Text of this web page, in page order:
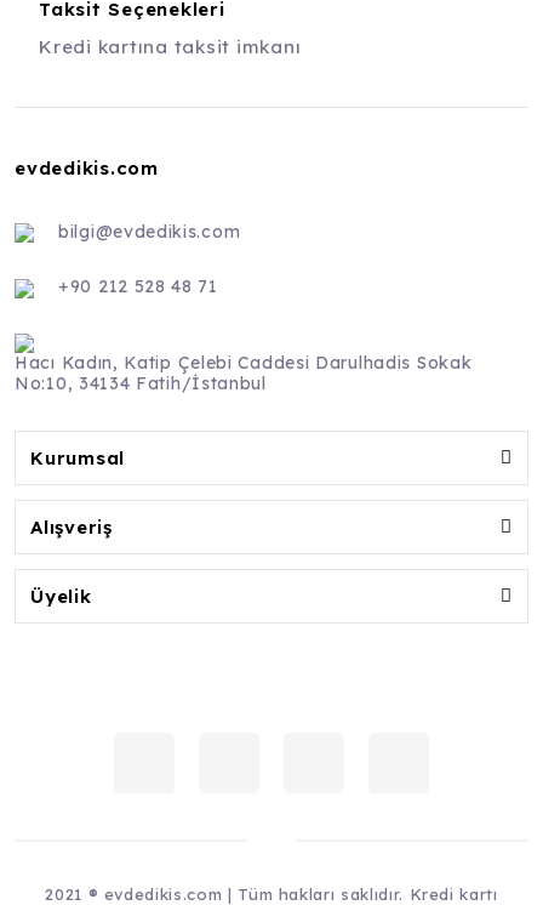
Taksit Seçenekleri
Kredi kartına taksit imkanı
evdedikis.com
bilgi@evdedikis.com
+90 212 528 48 71
Hacı Kadın, Katip Çelebi Caddesi Darulhadis Sokak
No:10, 34134 Fatih/İstanbul
Kurumsal
Alışveriş
Üyelik
2021 ® evdedikis.com | Tüm hakları saklıdır. Kredi kartı